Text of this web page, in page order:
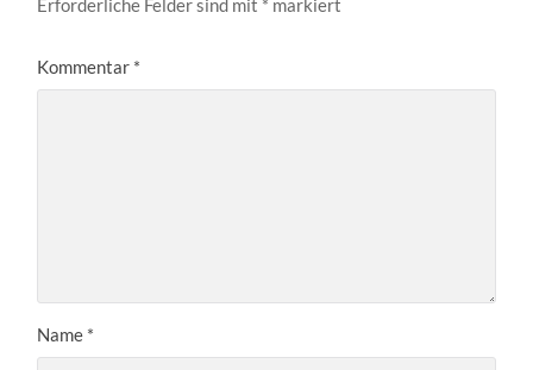
Erforderliche Felder sind mit * markiert
Kommentar *
Name *